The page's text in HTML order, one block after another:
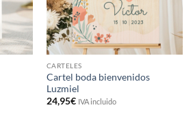
CARTELES
Cartel boda bienvenidos
Luzmiel
24,95€ IVA incluido